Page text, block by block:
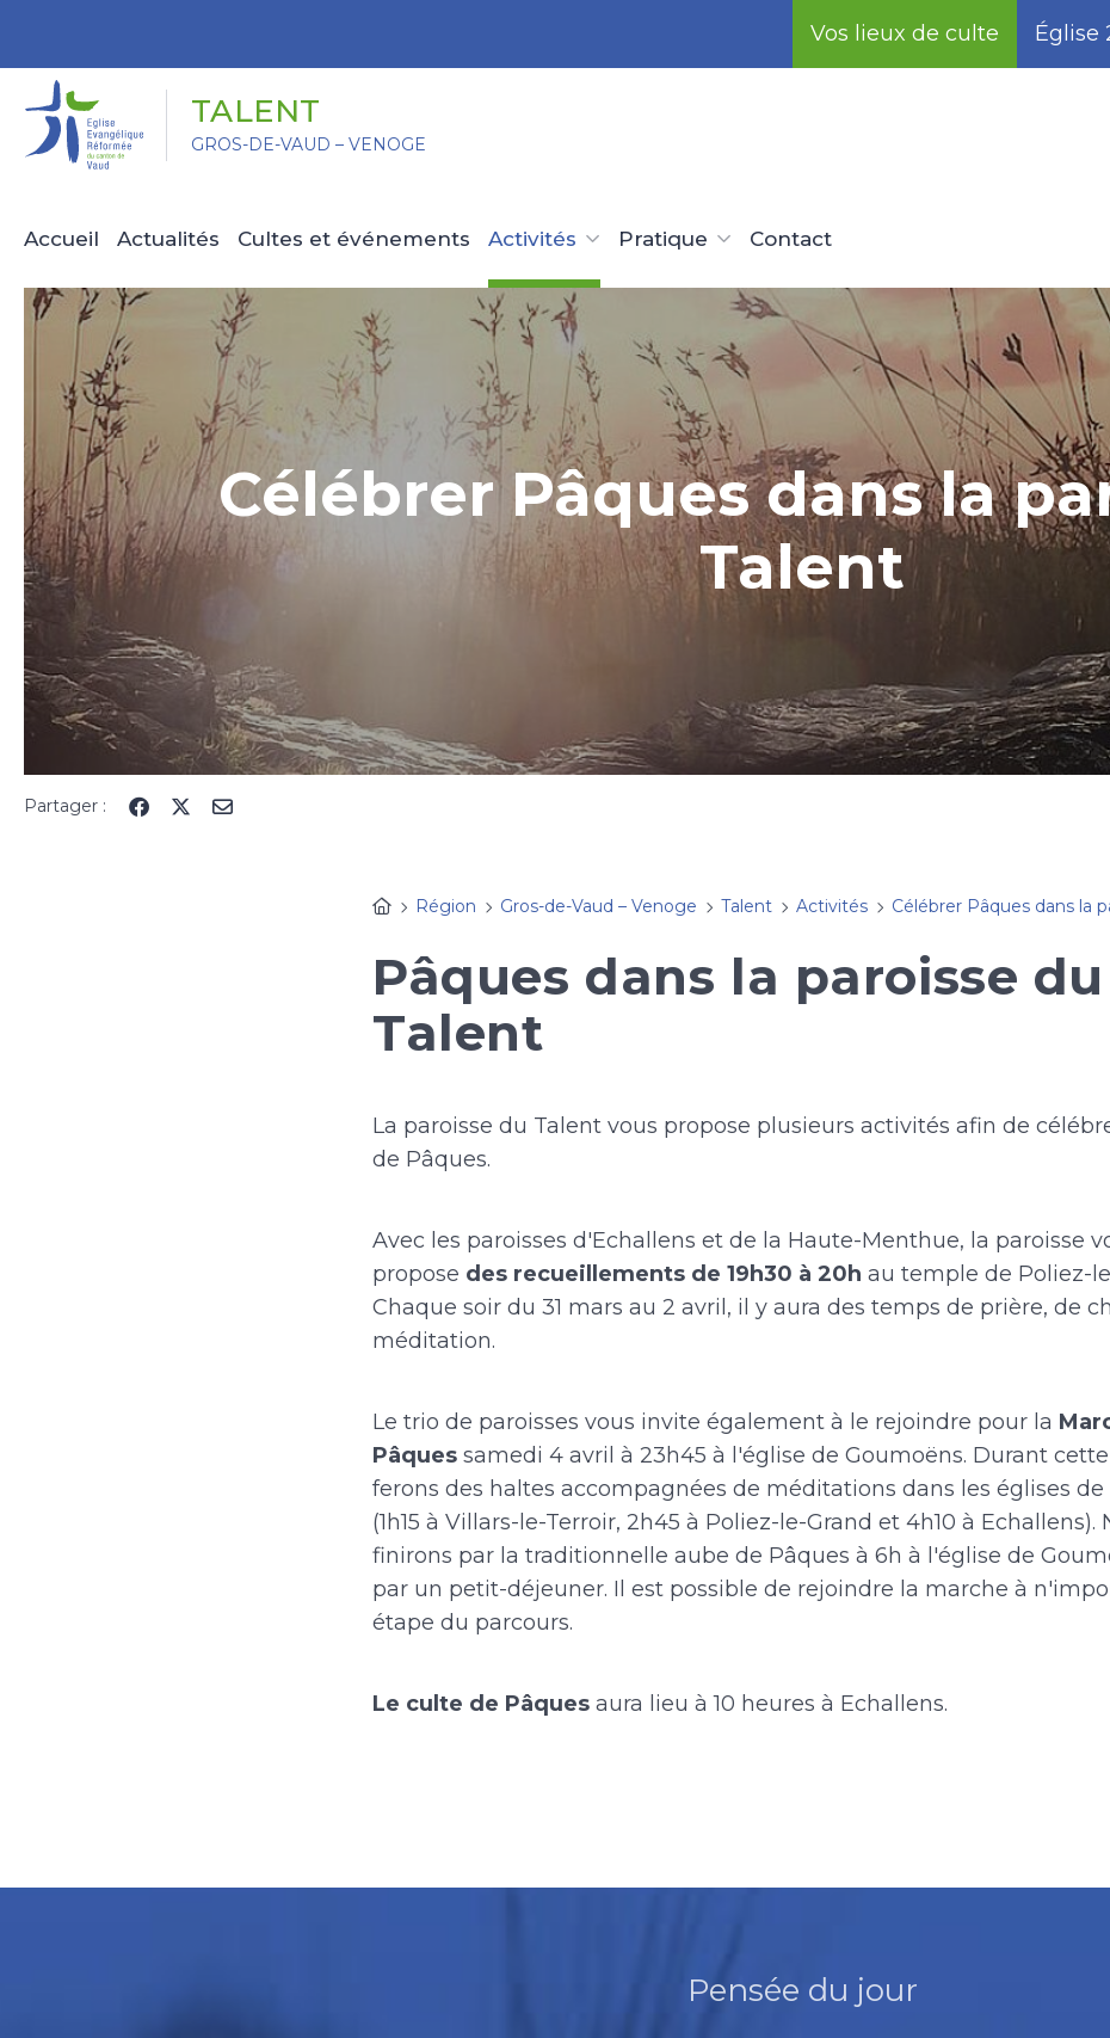
Vos lieux de culte Église
TALENT
GROS-DE-VAUD – VENOGE
Accueil Actualités Cultes et événements Activités Pratique Contact
Célébrer Pâques dans la
Talent
Partager :
Région Gros-de-Vaud – Venoge Talent Activités Célébrer Pâques dans la
Pâques dans la paroisse du
Talent
La paroisse du Talent vous propose plusieurs activités afin de
de Pâques.
Avec les paroisses d'Echallens et de la Haute-Menthue, la paroisse
propose des recueillements de 19h30 à 20h au temple de Poliez-
Chaque soir du 31 mars au 2 avril, il y aura des temps de prière, de
méditation.
Le trio de paroisses vous invite également à le rejoindre pour la
Pâques samedi 4 avril à 23h45 à l'église de Goumoëns. Durant
ferons des haltes accompagnées de méditations dans les églises de
(1h15 à Villars-le-Terroir, 2h45 à Poliez-le-Grand et 4h10 à Echallens).
finirons par la traditionnelle aube de Pâques à 6h à l'église de
par un petit-déjeuner. Il est possible de rejoindre la marche à
étape du parcours.
Le culte de Pâques aura lieu à 10 heures à Echallens.
Pensée du jour